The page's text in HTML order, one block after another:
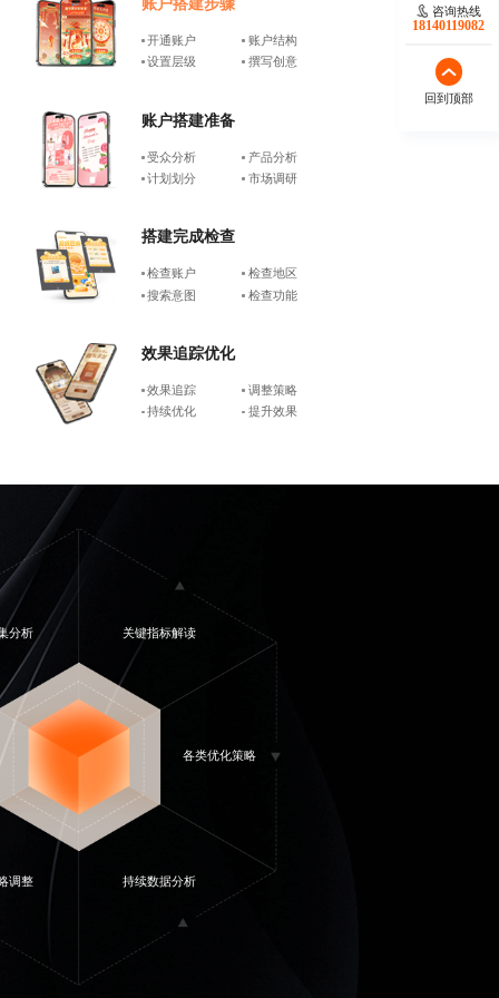
账户搭建步骤
开通账户
账户结构
设置层级
撰写创意
账户搭建准备
受众分析
产品分析
计划划分
市场调研
搭建完成检查
检查账户
检查地区
搜索意图
检查功能
效果追踪优化
效果追踪
调整策略
持续优化
提升效果
分析 关键指标解读
各类优化策略
调整 持续数据分析
咨询热线
18140119082
回到顶部